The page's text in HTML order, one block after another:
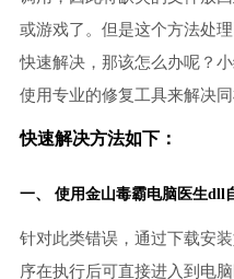
或游戏了。但是这个方法处
快速解决，那该怎么办呢？
使用专业的修复工具来解决同
快速解决方法如下：
一、 使用金山毒霸电脑医生dll
针对此类错误，通过下载安
序在执行后可直接进入到电